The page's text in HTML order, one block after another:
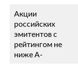
Акции
российских
эмитентов с
рейтингом не
ниже А-